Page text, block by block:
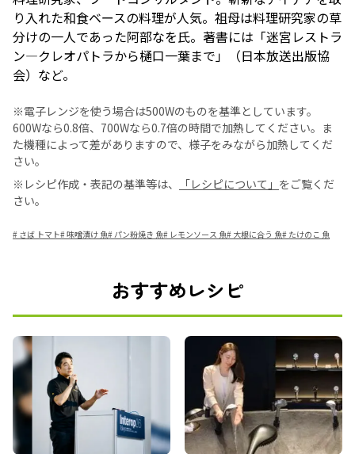
り入れた和食ベースの料理が人気。祖母は料理研究家の草
分けの一人であった阿部なを氏。著書には「迷宮レストラ
ン―クレオパトラから樋口一葉まで」（日本放送出版協
会）など。
※電子レンジを使う場合は500Wのものを基準としています。
600Wなら0.8倍、700Wなら0.7倍の時間で加熱してください。ま
た機種によって差がありますので、様子をみながら加熱してくだ
さい。
※レシピ作成・表記の基準等は、
「レシピについて」 をご覧くだ
さい。
# さば トマト#味噌漬け 魚#パン粉焼き 魚# レモンソース 魚# 大根に合う 魚# たけのこ 魚
おすすめレシピ